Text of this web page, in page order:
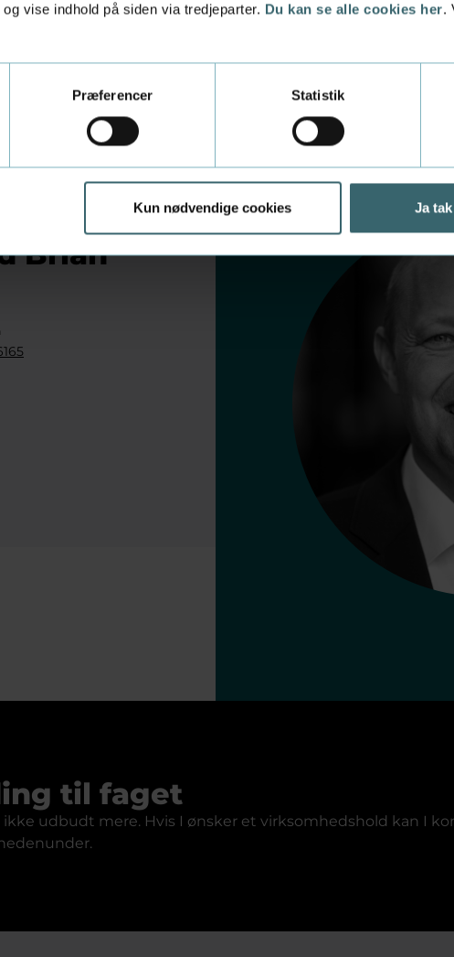
vise indhold på siden via tredjeparter. Du kan se alle cookies her.
Præferencer Statistik
Kun nødvendige cookies Ja
giver 5 ECTS-point.
Brian
til faget
udbudt mere. Hvis I ønsker et virksomhedshold kan I